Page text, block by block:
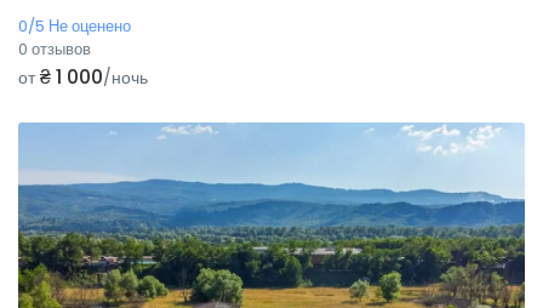
0/5 Не оценено
0 отзывов
от₴ 1 000/ночь